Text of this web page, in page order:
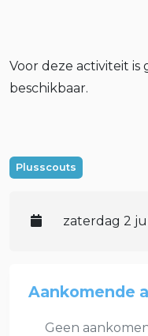
Voor deze activiteit
beschikbaar.
Plusscouts
zaterdag 2
Aankomende
Geen